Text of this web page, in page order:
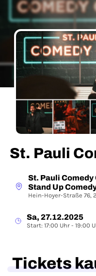
St. Pauli
St. Pauli
Stand Up
Hein-Hoyer-Straße 76,
Sa, 27.12.2025
Start: 17:00 Uhr - 19:00
Tickets